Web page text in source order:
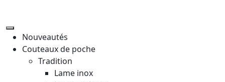
Nouveautés
Couteaux de poche
Tradition
Lame inox